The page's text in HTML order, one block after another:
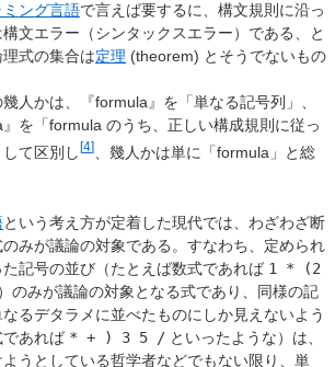
ング言語で言えば要するに、構文規則に沿っ
文エラー（シンタックスエラー）である、と
式の集合は定理 (theorem) とそうでないもの
人かは、『formula』を「単なる記号列」、
』を「formula のうち、正しい構成規則に従っ
て区別し [4] 、幾人かは単に「formula 」と総
という考え方が定着した現代では、わざわざ断
みが議論の対象である。すなわち、定められ
記号の並び（たとえば数式であれば 1 * (2
のみが議論の対象となる式であり、同様の記
るデタラメに並べたものにしか見えないよう
あれば * + ) 3 5 / といったような）は、
うとしている哲学者などでもない限り、単